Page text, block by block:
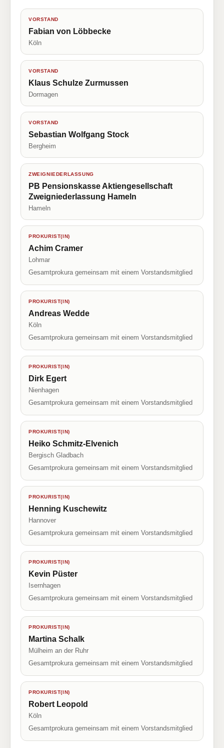
VORSTAND
Fabian von Löbbecke
Köln
VORSTAND
Klaus Schulze Zurmussen
Dormagen
VORSTAND
Sebastian Wolfgang Stock
Bergheim
ZWEIGNIEDERLASSUNG
PB Pensionskasse Aktiengesellschaft
Zweigniederlassung Hameln
Hameln
PROKURIST(IN)
Achim Cramer
Lohmar
Gesamtprokura gemeinsam mit einem Vorstandsmitglied
PROKURIST(IN)
Andreas Wedde
Köln
Gesamtprokura gemeinsam mit einem Vorstandsmitglied
PROKURIST(IN)
Dirk Egert
Nienhagen
Gesamtprokura gemeinsam mit einem Vorstandsmitglied
PROKURIST(IN)
Heiko Schmitz-Elvenich
Bergisch Gladbach
Gesamtprokura gemeinsam mit einem Vorstandsmitglied
PROKURIST(IN)
Henning Kuschewitz
Hannover
Gesamtprokura gemeinsam mit einem Vorstandsmitglied
PROKURIST(IN)
Kevin Püster
Isernhagen
Gesamtprokura gemeinsam mit einem Vorstandsmitglied
PROKURIST(IN)
Martina Schalk
Mülheim an der Ruhr
Gesamtprokura gemeinsam mit einem Vorstandsmitglied
PROKURIST(IN)
Robert Leopold
Köln
Gesamtprokura gemeinsam mit einem Vorstandsmitglied